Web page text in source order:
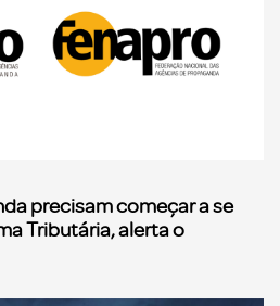
precisam começar a se
Tributária, alerta o